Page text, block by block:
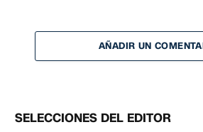
AÑADIR UN
SELECCIONES DEL EDITOR